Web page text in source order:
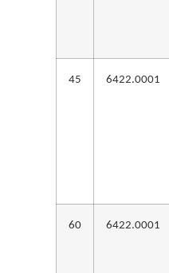
45 6422.0001
60 6422.0001